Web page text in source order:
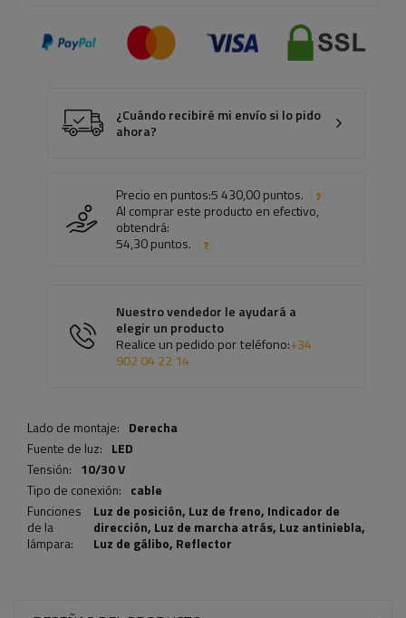
¿Cuándo recibiré mi envío si lo pido
ahora?
Precio en puntos:5 430,00 puntos.
Al comprar este producto en efectivo,
obtendrá:
54,30 puntos.
Nuestro vendedor le ayudará a
elegir un producto
Realice un pedido por teléfono:+34
902 04 22 14
Lado de montaje: Derecha
Fuente de luz: LED
Tensión: 10/30 V
Tipo de conexión: cable
Funciones
de la
lámpara:
Luz de posición, Luz de freno, Indicador de
dirección, Luz de marcha atrás, Luz antiniebla,
Luz de gálibo, Reflector